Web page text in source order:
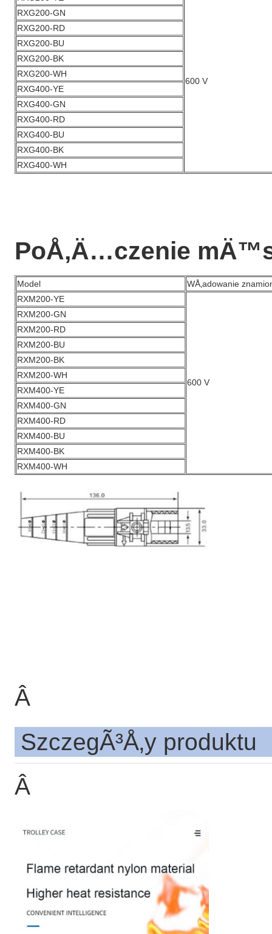
600 V
RXG200-GN
RXG200-RD
RXG200-BU
RXG200-BK
RXG200-WH
RXG400-YE
RXG400-GN
RXG400-RD
RXG400-BU
RXG400-BK
RXG400-WH
PoÅ‚Ä…czenie
Model
WÅ‚adowanie
RXM200-YE
600 V
RXM200-GN
RXM200-RD
RXM200-BU
RXM200-BK
RXM200-WH
RXM400-YE
RXM400-GN
RXM400-RD
RXM400-BU
RXM400-BK
RXM400-WH
Â
SzczegÃ³Å‚y produktu
Â